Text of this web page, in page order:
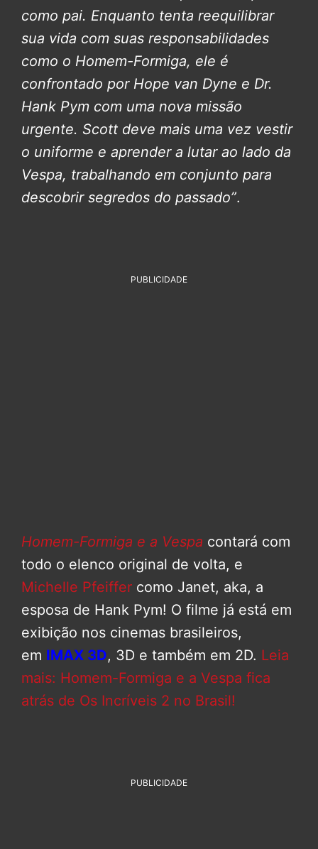
como pai. Enquanto tenta reequilibrar
sua vida com suas responsabilidades
como o Homem-Formiga, ele é
confrontado por Hope van Dyne e Dr.
Hank Pym com uma nova missão
urgente. Scott deve mais uma vez vestir
o uniforme e aprender a lutar ao lado da
Vespa, trabalhando em conjunto para
descobrir segredos do passado”.
PUBLICIDADE
Homem-Formiga e a Vespa contará com
todo o elenco original de volta, e
Michelle Pfeiffer como Janet, aka, a
esposa de Hank Pym! O filme já está em
exibição nos cinemas brasileiros,
em IMAX 3D, 3D e também em 2D. Leia
mais: Homem-Formiga e a Vespa fica
atrás de Os Incríveis 2 no Brasil!
PUBLICIDADE